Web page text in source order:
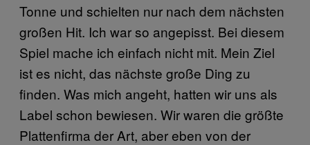
Tonne und schielten nur nach dem nächsten
großen Hit. Ich war so angepisst. Bei diesem
Spiel mache ich einfach nicht mit. Mein Ziel
ist es nicht, das nächste große Ding zu
finden. Was mich angeht, hatten wir uns als
Label schon bewiesen. Wir waren die größte
Plattenfirma der Art, aber eben von der